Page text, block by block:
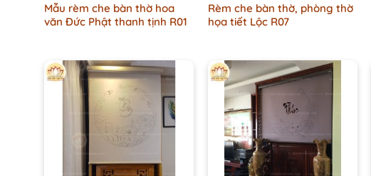
Mẫu rèm che bàn thờ hoa
văn Đức Phật thanh tịnh R01
Rèm che bàn thờ, phòng thờ
họa tiết Lộc R07